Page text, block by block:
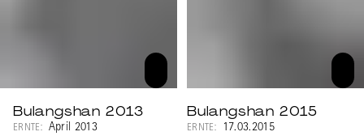
Bulangshan 2013
ERNTE: April 2013
Bulangshan 2015
ERNTE: 17.03.2015